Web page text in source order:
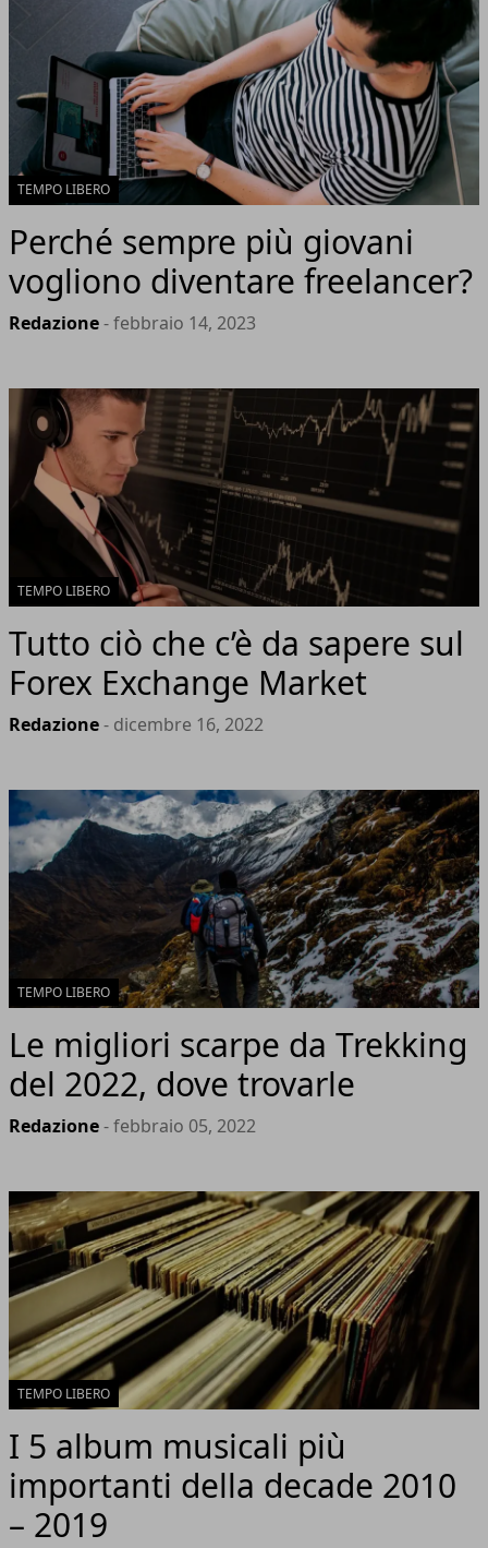
TEMPO LIBERO
Perché sempre più giovani
vogliono diventare freelancer?
Redazione- febbraio 14, 2023
TEMPO LIBERO
Tutto ciò che c’è da sapere sul
Forex Exchange Market
Redazione- dicembre 16, 2022
TEMPO LIBERO
Le migliori scarpe da Trekking
del 2022, dove trovarle
Redazione- febbraio 05, 2022
TEMPO LIBERO
I 5 album musicali più
importanti della decade 2010
– 2019